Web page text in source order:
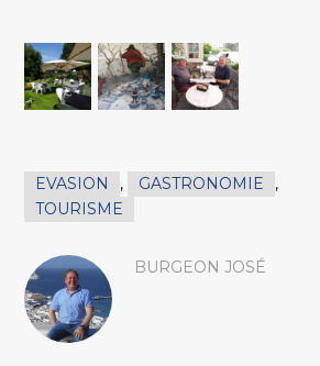
EVASION , GASTRONOMIE
,
TOURISME
BURGEON JOSÉ